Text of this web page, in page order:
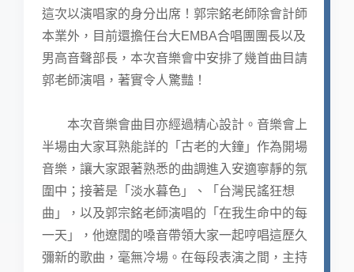
這次以演唱家的身分出席！郭宗銘老師除會計師
本業外，目前還擔任台大EMBA合唱團團長以及
男高音聲部長，本次音樂會中安排了幾首曲目請
郭老師演唱，著實令人驚豔！
本次音樂會曲目亦經過精心設計。音樂會上
半場由大家耳熟能詳的「古老的大鐘」作為開場
音樂，讓大家跟著熟悉的曲調進入安適寧靜的氛
圍中；接著是「淡水暮色」、「台灣民謠狂想
曲」，以及郭宗銘老師演唱的「在我生命中的每
一天」，他遼闊的嗓音帶領大家一起哼唱這歷久
彌新的歌曲，毫無冷場。在每段表演之間，主持